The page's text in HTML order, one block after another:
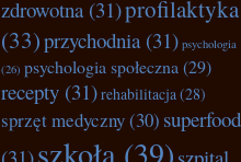
zdrowotna(31)profilaktyka
(33)przychodnia(31) psychologia
(26) psychologia społeczna (29)
recepty (31)rehabilitacja(28)
sprzęt medyczny(30)
szkoła (39)